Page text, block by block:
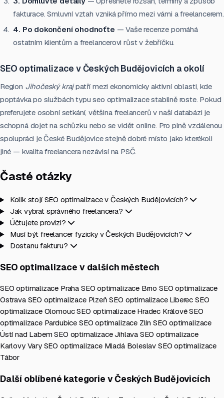
fakturace. Smluvní vztah vzniká přímo mezi vámi a freelancerem.
4. Po dokončení ohodnoťte — Vaše recenze pomáhá
ostatním klientům a freelancerovi růst v žebříčku.
SEO optimalizace v Českých Budějovicích a okolí
Region Jihočeský krajpatří mezi ekonomicky aktivní oblasti, kde
poptávka po službách typu seo optimalizace stabilně roste. Pokud
preferujete osobní setkání, většina freelancerů v naší databázi je
schopná dojet na schůzku nebo se vidět online. Pro plně vzdálenou
spolupráci je České Budějovice stejně dobré místo jako kterékoli
jiné — kvalita freelancera nezávisí na PSČ.
Časté otázky
Kolik stojí SEO optimalizace v Českých Budějovicích?
Jak vybrat správného freelancera?
Účtujete provizi?
Musí být freelancer fyzicky v Českých Budějovicích?
Dostanu fakturu?
SEO optimalizace v dalších městech
SEO optimalizace Praha SEO optimalizace Brno SEO optimalizace
Ostrava SEO optimalizace PlzeňSEO optimalizace Liberec SEO
optimalizace OlomoucSEO optimalizace Hradec KrálovéSEO
optimalizace Pardubice SEO optimalizace Zlín SEO optimalizace
Ústí nad LabemSEO optimalizace Jihlava SEO optimalizace
Karlovy Vary SEO optimalizace Mladá Boleslav SEO optimalizace
Tábor
Další oblíbené kategorie v Českých Budějovicích